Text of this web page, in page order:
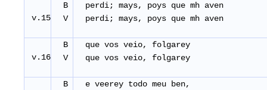
v.15
B
V
perdi; mays, poys que mh aven
perdi; mays, poys que mh aven
v.16
B
V
que vos veio, folgarey
que vos veio, folgarey
B
e veerey todo meu ben,